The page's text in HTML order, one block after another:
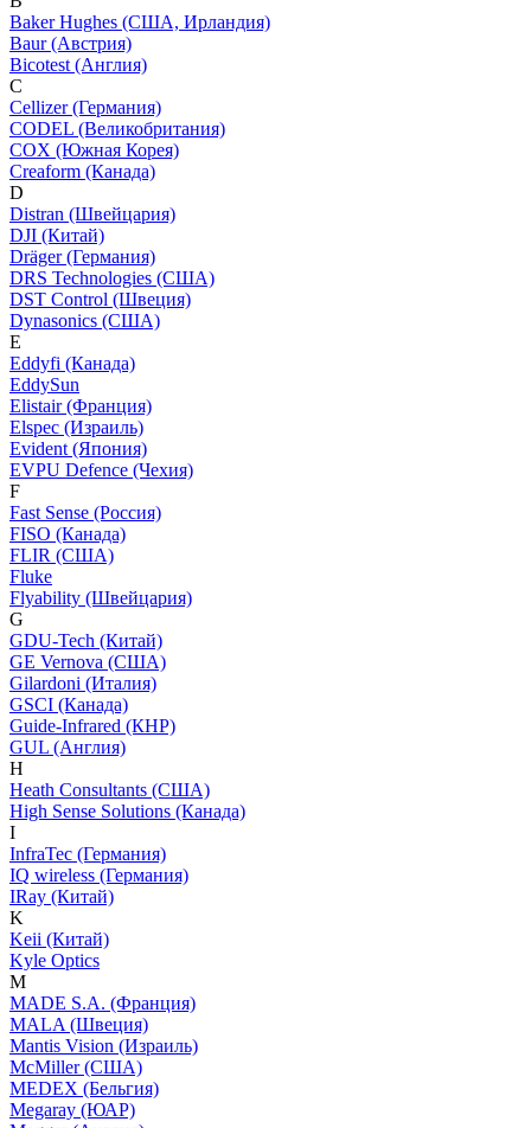
Baker Hughes (США, Ирландия)
Baur (Австрия)
Bicotest (Англия)
C
Cellizer (Германия)
CODEL (Великобритания)
COX (Южная Корея)
Creaform (Канада)
D
Distran (Швейцария)
DJI (Китай)
Dräger (Германия)
DRS Technologies (США)
DST Control (Швеция)
Dynasonics (США)
E
Eddyfi (Канада)
EddySun
Elistair (Франция)
Elspec (Израиль)
Evident (Япония)
EVPU Defence (Чехия)
F
Fast Sense (Россия)
FISO (Канада)
FLIR (США)
Fluke
Flyability (Швейцария)
G
GDU-Tech (Китай)
GE Vernova (США)
Gilardoni (Италия)
GSCI (Канада)
Guide-Infrared (КНР)
GUL (Англия)
H
Heath Consultants (США)
High Sense Solutions (Канада)
I
InfraTec (Германия)
IQ wireless (Германия)
IRay (Китай)
K
Keii (Китай)
Kyle Optics
M
MADE S.A. (Франция)
MALA (Швеция)
Mantis Vision (Израиль)
McMiller (США)
MEDEX (Бельгия)
Megaray (ЮАР)